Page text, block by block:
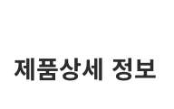
제품상세 정보